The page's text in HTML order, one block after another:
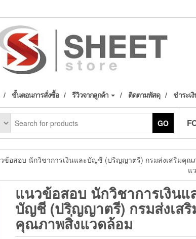
ขั้นตอนการสั่งซื้อ รีวิวจากลูกค้า ติดตามพัสดุ ชำระเ
GO
ข้อสอบ นักวิชาการเงินและบัญชี (ปริญญาตรี) กรมส่งเสริมคุณ
แ
แนวข้อสอบ นักวิชาการเงินแ
บัญชี (ปริญญาตรี) กรมส่งเสริ
คุณภาพสิ่งแวดล้อม